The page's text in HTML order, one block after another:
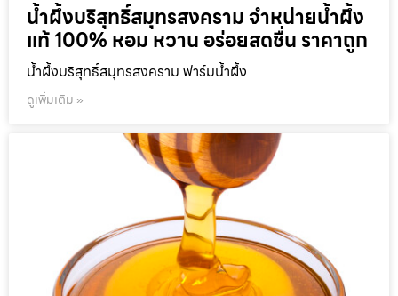
น้ำผึ้งบริสุทธิ์สมุทรสงคราม จำหน่ายน้ำผึ้ง
แท้ 100% หอม หวาน อร่อยสดชื่น ราคาถูก
น้ำผึ้งบริสุทธิ์สมุทรสงคราม ฟาร์มน้ำผึ้ง
ดูเพิ่มเติม »